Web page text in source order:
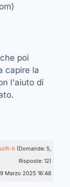
poi
capire la
l'aiuto di
it (Domande: 5,
Risposte: 12)
Marzo 2025 16:48